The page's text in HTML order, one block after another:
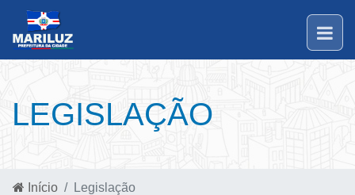
LEGISLAÇÃO
Início Legislação